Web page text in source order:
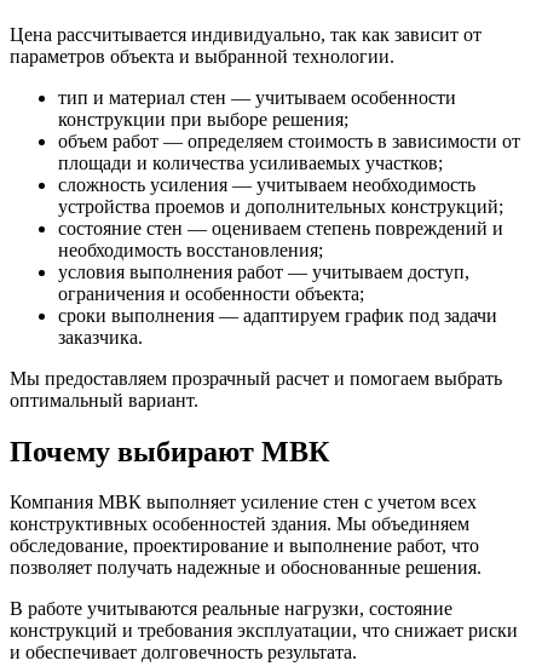
Цена рассчитывается индивидуально, так как зависит от
параметров объекта и выбранной технологии.
тип и материал стен — учитываем особенности
конструкции при выборе решения;
объем работ — определяем стоимость в зависимости от
площади и количества усиливаемых участков;
сложность усиления — учитываем необходимость
устройства проемов и дополнительных конструкций;
состояние стен — оцениваем степень повреждений и
необходимость восстановления;
условия выполнения работ — учитываем доступ,
ограничения и особенности объекта;
сроки выполнения — адаптируем график под задачи
заказчика.
Мы предоставляем прозрачный расчет и помогаем выбрать
оптимальный вариант.
Почему выбирают МВК
Компания МВК выполняет усиление стен с учетом всех
конструктивных особенностей здания. Мы объединяем
обследование, проектирование и выполнение работ, что
позволяет получать надежные и обоснованные решения.
В работе учитываются реальные нагрузки, состояние
конструкций и требования эксплуатации, что снижает риски
и обеспечивает долговечность результата.